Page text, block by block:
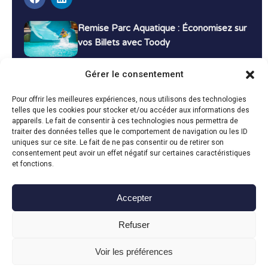
Gérer le consentement
Pour offrir les meilleures expériences, nous utilisons des technologies
telles que les cookies pour stocker et/ou accéder aux informations des
appareils. Le fait de consentir à ces technologies nous permettra de
traiter des données telles que le comportement de navigation ou les ID
uniques sur ce site. Le fait de ne pas consentir ou de retirer son
consentement peut avoir un effet négatif sur certaines caractéristiques
et fonctions.
Accepter
Refuser
Voir les préférences
Remise Parc Aquatique : Économisez sur
vos Billets avec Toody
Bons Plans Voyage : Économisez sur vos
Vacances avec Toody
13 décembre 2024 Bon plans
Toody © 2024
Mentions légales
Politique de cookies